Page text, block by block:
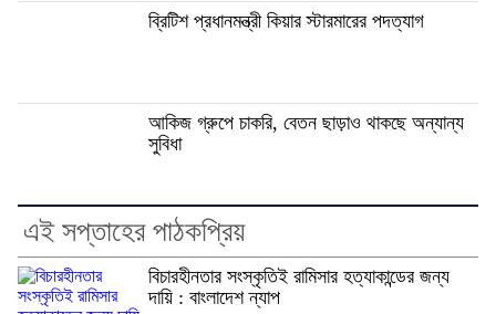
ব্রিটিশ প্রধানমন্ত্রী কিয়ার স্টারমারের পদত্যাগ
আকিজ গ্রুপে চাকরি, বেতন ছাড়াও থাকছে অন্যান্য
সুবিধা
এই সপ্তাহের পাঠকপ্রিয়
বিচারহীনতার সংস্কৃতিই রামিসার হত্যাকান্ডের জন্য
দায়ি : বাংলাদেশ ন্যাপ